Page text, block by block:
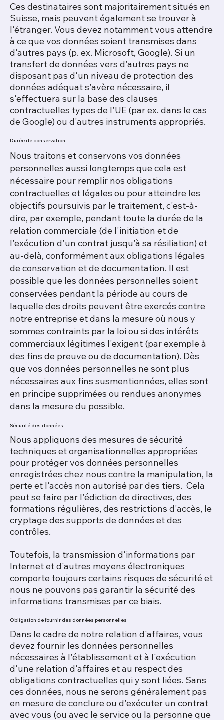
Ces destinataires sont majoritairement situés en
Suisse, mais peuvent également se trouver à
l'étranger. Vous devez notamment vous attendre
à ce que vos données soient transmises dans
d'autres pays (p. ex. Microsoft, Google). Si un
transfert de données vers d'autres pays ne
disposant pas d'un niveau de protection des
données adéquat s'avère nécessaire, il
s'effectuera sur la base des clauses
contractuelles types de l'UE (par ex. dans le cas
de Google) ou d'autres instruments appropriés.
Durée de conservation
Nous traitons et conservons vos données
personnelles aussi longtemps que cela est
nécessaire pour remplir nos obligations
contractuelles et légales ou pour atteindre les
objectifs poursuivis par le traitement, c'est-à-
dire, par exemple, pendant toute la durée de la
relation commerciale (de l'initiation et de
l'exécution d'un contrat jusqu'à sa résiliation) et
au-delà, conformément aux obligations légales
de conservation et de documentation. Il est
possible que les données personnelles soient
conservées pendant la période au cours de
laquelle des droits peuvent être exercés contre
notre entreprise et dans la mesure où nous y
sommes contraints par la loi ou si des intérêts
commerciaux légitimes l'exigent (par exemple à
des fins de preuve ou de documentation). Dès
que vos données personnelles ne sont plus
nécessaires aux fins susmentionnées, elles sont
en principe supprimées ou rendues anonymes
dans la mesure du possible.
Sécurité des données
Nous appliquons des mesures de sécurité
techniques et organisationnelles appropriées
pour protéger vos données personnelles
enregistrées chez nous contre la manipulation, la
perte et l'accès non autorisé par des tiers. Cela
peut se faire par l'édiction de directives, des
formations régulières, des restrictions d'accès, le
cryptage des supports de données et des
contrôles.
Toutefois, la transmission d'informations par
Internet et d'autres moyens électroniques
comporte toujours certains risques de sécurité et
nous ne pouvons pas garantir la sécurité des
informations transmises par ce biais.
Obligation de fournir des données personnelles
Dans le cadre de notre relation d'affaires, vous
devez fournir les données personnelles
nécessaires à l'établissement et à l'exécution
d'une relation d'affaires et au respect des
obligations contractuelles qui y sont liées. Sans
ces données, nous ne serons généralement pas
en mesure de conclure ou d'exécuter un contrat
avec vous (ou avec le service ou la personne que